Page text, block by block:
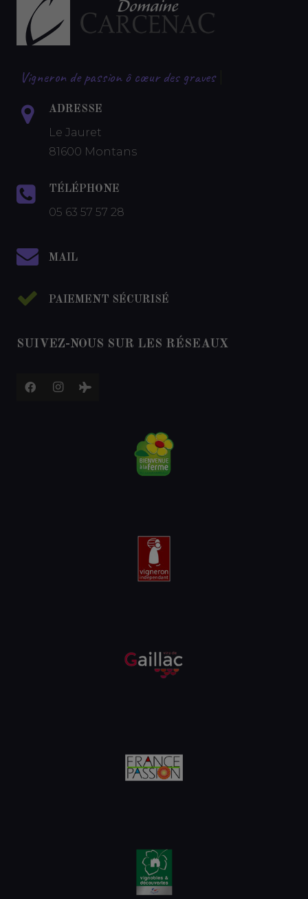
Vigneron de passion ô cœur des graves
ADRESSE
Le Jauret
81600 Montans
TÉLÉPHONE
05 63 57 57 28
MAIL
PAIEMENT SÉCURISÉ
SUIVEZ-NOUS SUR LES RÉSEAUX